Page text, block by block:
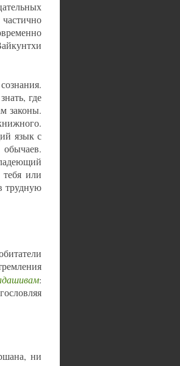
где
законы.
язык с
или
трудную
:
ни